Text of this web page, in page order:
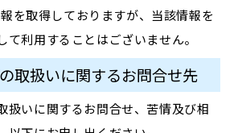
を取得しておりますが、当該情報を
て利用することはございません。
取扱いに関するお問合せ先
扱いに関するお問合せ、苦情及び相